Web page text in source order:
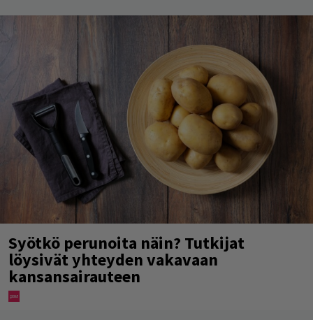
Syötkö perunoita näin? Tutkijat
löysivät yhteyden vakavaan
kansansairauteen